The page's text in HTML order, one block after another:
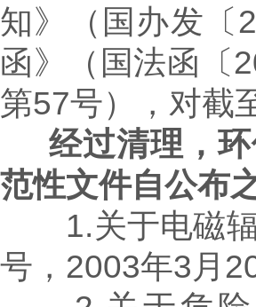
知》（国办发〔
函》（国法函〔
第57号），对截
经过清理，
范性文件自公布
1.关于电磁
号，2003年3月